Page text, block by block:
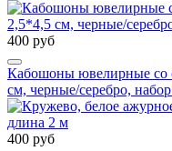
400 руб
Кабошоны ювелирные со
см, черные/серебро,
400 руб